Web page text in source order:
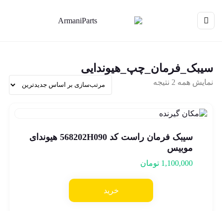
سیبک_فرمان_چپ_هیوندایی
نمایش همه 2 نتیجه
سیبک فرمان راست کد 568202H090 هیوندای
موبیس
1,100,000 تومان
خرید